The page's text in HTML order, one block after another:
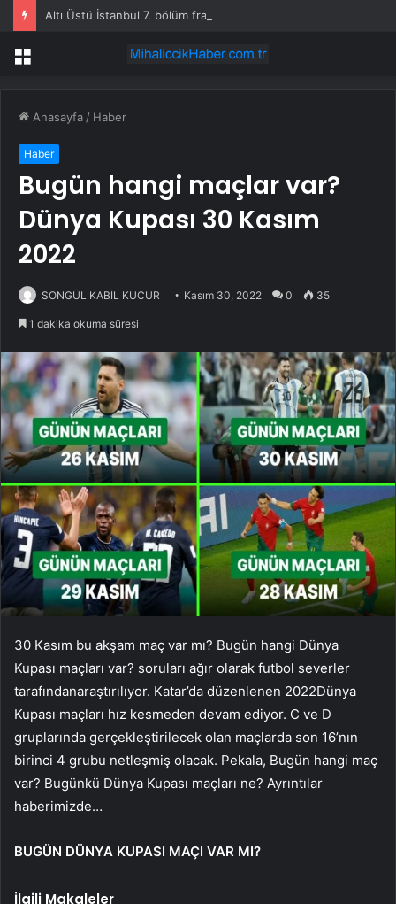
Altı Üstü İstanbul 7. bölüm fragmanı yayınlandı mı?
Menü
Anasayfa / Haber
Haber
Bugün hangi maçlar var?
Dünya Kupası 30 Kasım
2022
SONGÜL KABİL KUCUR Kasım 30, 2022 0 35
1 dakika okuma süresi
30 Kasım bu akşam maç var mı? Bugün hangi Dünya
Kupası maçları var? soruları ağır olarak futbol severler
tarafındanaraştırılıyor. Katar’da düzenlenen 2022Dünya
Kupası maçları hız kesmeden devam ediyor. C ve D
gruplarında gerçekleştirilecek olan maçlarda son 16’nın
birinci 4 grubu netleşmiş olacak. Pekala, Bugün hangi maç
var? Bugünkü Dünya Kupası maçları ne? Ayrıntılar
haberimizde…
BUGÜN DÜNYA KUPASI MAÇI VAR MI?
İlgili Makaleler